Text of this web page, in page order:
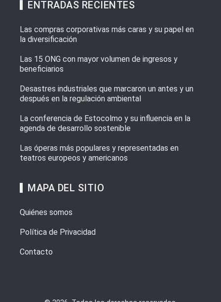
ENTRADAS RECIENTES
Las compras corporativas más caras y su papel en
la diversificación
Las 15 ONG con mayor volumen de ingresos y
beneficiarios
Desastres industriales que marcaron un antes y un
después en la regulación ambiental
La conferencia de Estocolmo y su influencia en la
agenda de desarrollo sostenible
Las óperas más populares y representadas en
teatros europeos y americanos
MAPA DEL SITIO
Quiénes somos
Política de Privacidad
Contacto